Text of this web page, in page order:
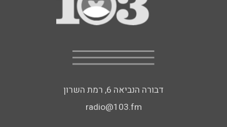
דבורה הנביאה 6, רמת השרון
radio@103.fm